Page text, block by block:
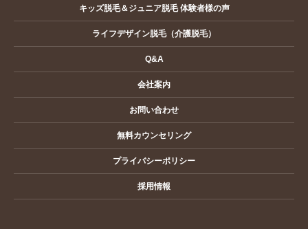
キッズ脱毛＆ジュニア脱毛 体験者様の声
ライフデザイン脱毛（介護脱毛）
Q&A
会社案内
お問い合わせ
無料カウンセリング
プライバシーポリシー
採用情報